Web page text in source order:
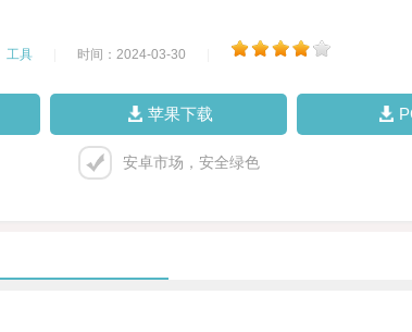
工具 时间：2024-03-30
苹果下载
安卓市场，安全绿色